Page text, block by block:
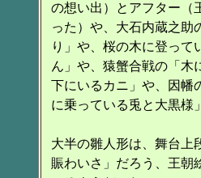
の想い出）とアフター（
った）や、大石内蔵之助
り」や、桜の木に登って
ん」や、猿蟹合戦の「木
下にいるカニ」や、因幡
に乗っている兎と大黒様
大半の雛人形は、舞台上
賑わいさ」だろう、王朝